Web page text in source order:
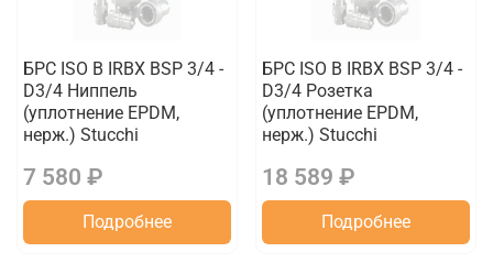
БРС ISO B IRBX BSP 3/4 -
D3/4 Ниппель
(уплотнение EPDM,
нерж.) Stucchi
7 580 ₽
Подробнее
БРС ISO B IRBX BSP 3/4 -
D3/4 Розетка
(уплотнение EPDM,
нерж.) Stucchi
18 589 ₽
Подробнее